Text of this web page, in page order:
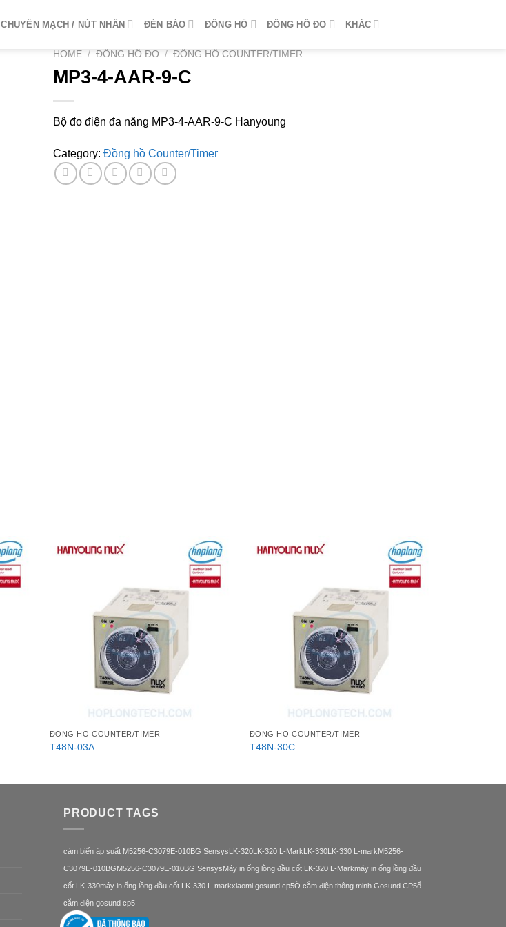
CHUYỂN MẠCH / NÚT NHẤN ĐÈN BÁO ĐỒNG HỒ ĐỒNG HỒ ĐO KHÁC
HOME / ĐỒNG HỒ ĐO / ĐỒNG HỒ COUNTER/TIMER
MP3-4-AAR-9-C
Bộ đo điện đa năng MP3-4-AAR-9-C Hanyoung
Category: Đồng hồ Counter/Timer
ĐỒNG HỒ COUNTER/TIMER
T48N-03A
ĐỒNG HỒ COUNTER/TIMER
T48N-30C
PRODUCT TAGS
cảm biến áp suất M5256-C3079E-010BG Sensys LK-320 LK-320 L-Mark LK-330 LK-330 L-markM5256-
C3079E-010BGM5256-C3079E-010BG SensysMáy in ống lồng đầu cốt LK-320 L-Markmáy in ống lồng đầu
cốt LK-330máy in ống lồng đầu cốt LK-330 L-markxiaomi gosund cp5Ổ cắm điện thông minh Gosund CP5ổ
cắm điện gosund cp5